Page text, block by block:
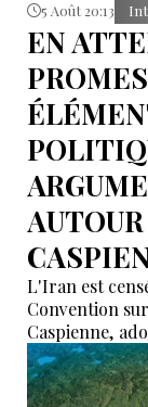
5 Août 20:13
EN
L'Iran est
Convention
Caspienne,